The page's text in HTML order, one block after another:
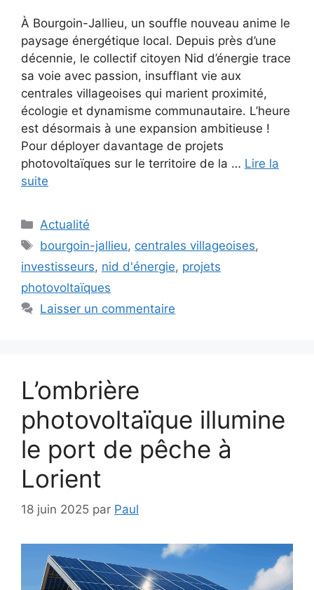
À Bourgoin-Jallieu, un souffle nouveau anime le
paysage énergétique local. Depuis près d’une
décennie, le collectif citoyen Nid d’énergie trace
sa voie avec passion, insufflant vie aux
centrales villageoises qui marient proximité,
écologie et dynamisme communautaire. L’heure
est désormais à une expansion ambitieuse !
Pour déployer davantage de projets
photovoltaïques sur le territoire de la … Lire la
suite
Catégories
Actualité
Étiquettes
bourgoin-jallieu, centrales villageoises,
investisseurs, nid d'énergie, projets
photovoltaïques
Laisser un commentaire
L’ombrière
photovoltaïque illumine
le port de pêche à
Lorient
18 juin 2025 par Paul